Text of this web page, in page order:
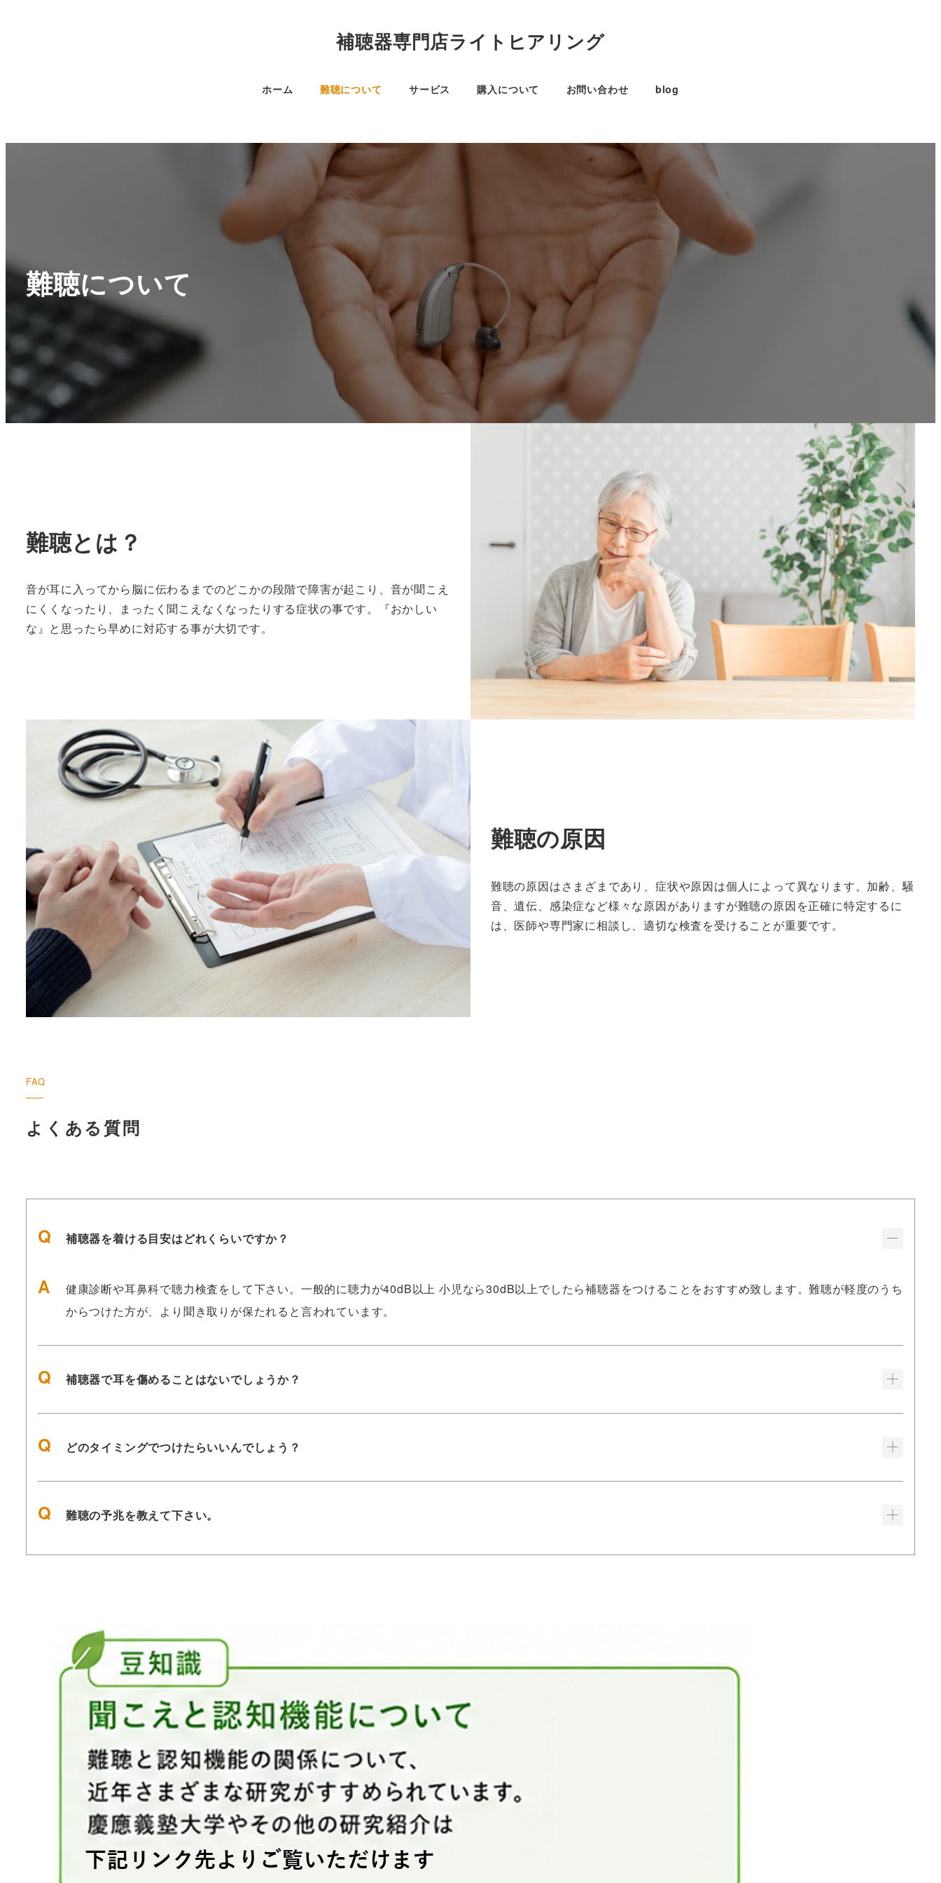
補聴器専門店ライトヒアリング
ホーム 難聴について サービス 購入について お問い合わせ blog
難聴について
難聴とは？
音が耳に入ってから脳に伝わるまでのどこかの段階で障害が起こり、音が聞こえ
にくくなったり、まったく聞こえなくなったりする症状の事です。『おかしい
な』と思ったら早めに対応する事が大切です。
難聴の原因
難聴の原因はさまざまであり、症状や原因は個人によって異なります。加齢、騒
音、遺伝、感染症など様々な原因がありますが難聴の原因を正確に特定するに
は、医師や専門家に相談し、適切な検査を受けることが重要です。
FAQ
よくある質問
補聴器を着ける目安はどれくらいですか？
健康診断や耳鼻科で聴力検査をして下さい。一般的に聴力が40dB以上 小児なら30dB以上でしたら補聴器をつけることをおすすめ致します。難聴が軽度のうち
からつけた方が、より聞き取りが保たれると言われています。
補聴器で耳を傷めることはないでしょうか？
どのタイミングでつけたらいいんでしょう？
難聴の予兆を教えて下さい。